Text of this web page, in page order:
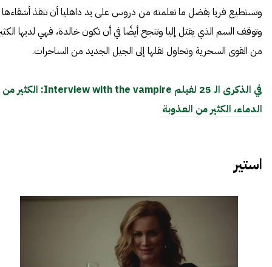
وتستطيع فريا بفضل ما تعلمته من دروس على يد داهليا أن تنقذ أشقاءها
وتوقف السم الذي يقتل إليا وتنجح أيضًا في أن تكون خالدة، فهي لديها
من القوى السحرية وتحاول نقلها إلى الجيل الجديد من الساحرات.
في الذكرى الـ 25 لفيلم Interview with the vampire: الكثير من
الدماء، الكثير من العذوبة
استير